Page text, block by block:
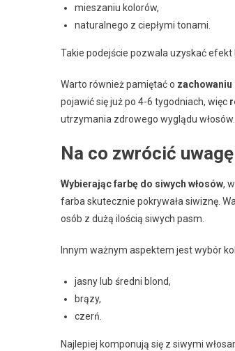
mieszaniu kolorów,
naturalnego z ciepłymi tonami.
Takie podejście pozwala uzyskać
Warto również pamiętać o
pojawić się już po 4-6 tygodniach, więc
utrzymania zdrowego wyglądu włosów.
Na co zwrócić
Wybierając farbę do siwych włosów,
farba skutecznie pokrywała siwiznę.
osób z dużą ilością siwych pasm.
Innym ważnym aspektem jest wybór
jasny lub średni blond,
brązy,
czerń.
Najlepiej komponują się z siwymi